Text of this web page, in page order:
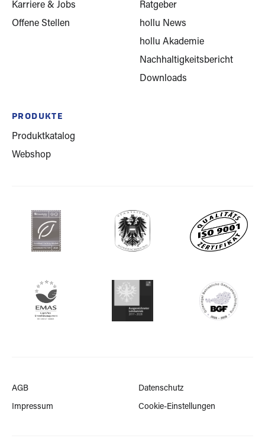
Karriere & Jobs
Offene Stellen
Ratgeber
hollu News
hollu Akademie
Nachhaltigkeitsbericht
Downloads
PRODUKTE
Produktkatalog
Webshop
AGB Datenschutz
Impressum Cookie-Einstellungen